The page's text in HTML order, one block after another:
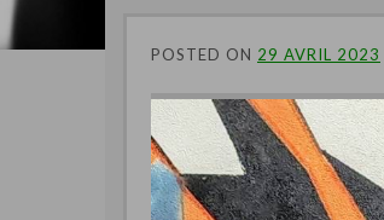
POSTED ON 29 AVRIL 2023